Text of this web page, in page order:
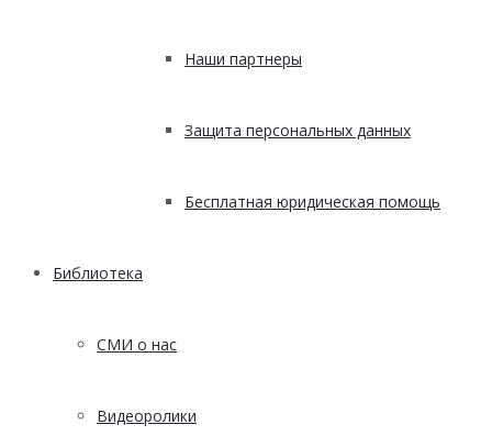
Наши партнеры
Защита персональных данных
Бесплатная юридическая помощь
Библиотека
СМИ о нас
Видеоролики